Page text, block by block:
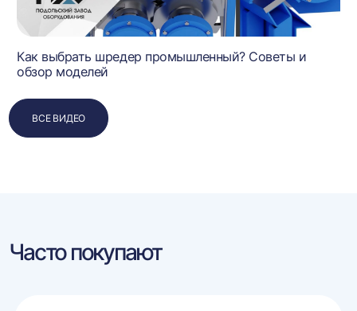
Как выбрать шредер промышленный? Советы и
обзор моделей
ВСЕ ВИДЕО
Часто покупают